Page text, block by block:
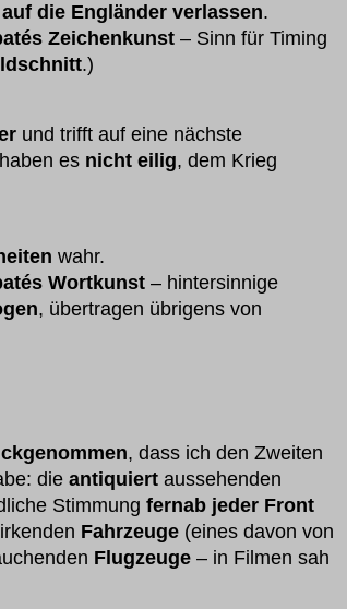
auf die Engländer verlassen.
Zeichenkunst – Sinn für Timing
.)
und trifft auf eine nächste
es nicht eilig, dem Krieg
wahr.
Wortkunst – hintersinnige
, übertragen übrigens von
, dass ich den Zweiten
die antiquiert aussehenden
Stimmung fernab jeder Front
Fahrzeuge (eines davon von
Flugzeuge – in Filmen sah